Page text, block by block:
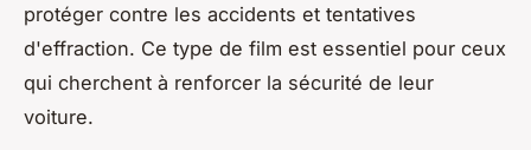
protéger contre les accidents et tentatives
d'effraction. Ce type de film est essentiel pour ceux
qui cherchent à renforcer la sécurité de leur
voiture.